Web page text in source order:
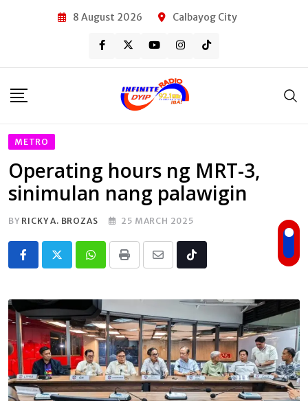
8 August 2026 Calbayog City
METRO
Operating hours ng MRT-3,
sinimulan nang palawigin
BY RICKY A. BROZAS 25 MARCH 2025
Whatsapp
Print
Share
Email
Tiktok